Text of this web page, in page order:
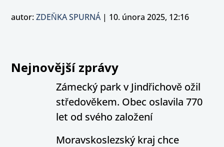
autor:ZDEŇKA SPURNÁ| 10. února 2025, 12:16
Nejnovější zprávy
Zámecký park v Jindřichově ožil
středověkem. Obec oslavila 770
let od svého založení
Moravskoslezský kraj chce